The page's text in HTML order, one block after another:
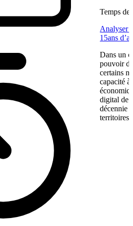
Temps de
Analyser
15ans
Dans un
pouvoir
certains
capacité
digital de
décennie